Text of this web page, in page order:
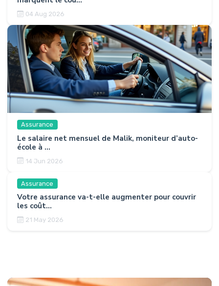
04 Aug 2026
Assurance
Le salaire net mensuel de Malik, moniteur d’auto-
école à ...
14 Jun 2026
Assurance
Votre assurance va-t-elle augmenter pour couvrir
les coût...
21 May 2026